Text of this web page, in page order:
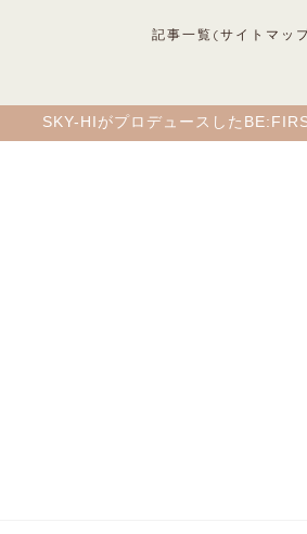
記事一覧(サイトマッ
SKY-HIがプロデュースした